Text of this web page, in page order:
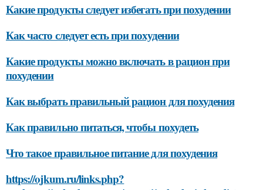
Какие продукты следует избегать при похудении
Как часто следует есть при похудении
Какие продукты можно включать в рацион при
похудении
Как выбрать правильный рацион для похудения
Как правильно питаться, чтобы похудеть
Что такое правильное питание для похудения
https://ojkum.ru/links.php?